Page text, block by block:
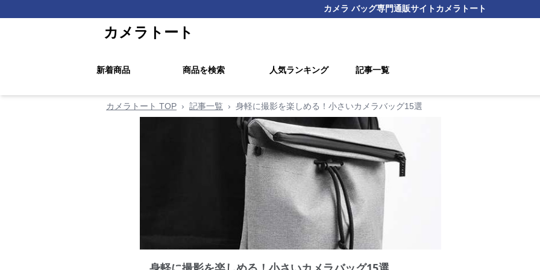
カメラ バッグ専門通販サイトカメラトート
カメラトート
新着商品 商品を検索 人気ランキング 記事一覧
カメラトート TOP › 記事一覧 › 身軽に撮影を楽しめる！小さいカメラバッグ15選